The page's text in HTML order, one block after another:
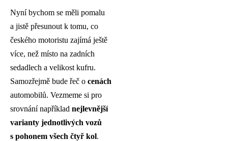
Nyní bychom se měli pomalu
a jistě přesunout k tomu, co
českého motoristu zajímá ještě
více, než místo na zadních
sedadlech a velikost kufru.
Samozřejmě bude řeč o cenách
automobilů. Vezmeme si pro
srovnání například nejlevnější
varianty jednotlivých vozů
s pohonem všech čtyř kol.